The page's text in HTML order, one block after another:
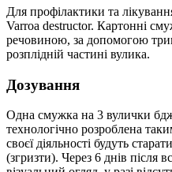
Для профілактики та
Varroa destructor. Картонні
речовиною, за допомогою
розплідній частині вулика.
Дозування
Одна смужка на 3 вулички
технологічно розроблена
своєї діяльності будуть
(згризти). Через 6 днів після